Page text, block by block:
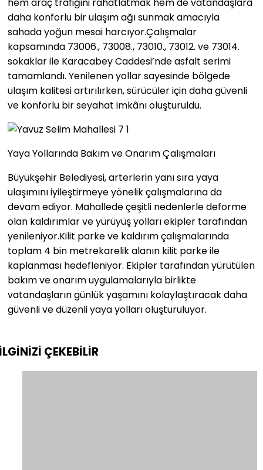
daha konforlu bir ulaşım ağı sunmak amacıyla
sahada yoğun mesai harcıyor.Çalışmalar
kapsamında 73006., 73008., 73010., 73012. ve 73014.
sokaklar ile Karacabey Caddesi’nde asfalt serimi
tamamlandı. Yenilenen yollar sayesinde bölgede
ulaşım kalitesi artırılırken, sürücüler için daha güvenli
ve konforlu bir seyahat imkânı oluşturuldu.
Yaya Yollarında Bakım ve Onarım Çalışmaları
Büyükşehir Belediyesi, arterlerin yanı sıra yaya
ulaşımını iyileştirmeye yönelik çalışmalarına da
devam ediyor. Mahallede çeşitli nedenlerle deforme
olan kaldırımlar ve yürüyüş yolları ekipler tarafından
yenileniyor.Kilit parke ve kaldırım çalışmalarında
toplam 4 bin metrekarelik alanın kilit parke ile
kaplanması hedefleniyor. Ekipler tarafından yürütülen
bakım ve onarım uygulamalarıyla birlikte
vatandaşların günlük yaşamını kolaylaştıracak daha
güvenli ve düzenli yaya yolları oluşturuluyor.
ÇEKEBİLİR